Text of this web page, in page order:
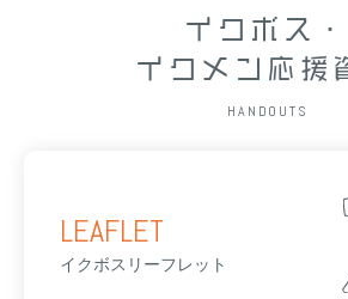
イクボス・
イクメン応援
HANDOUTS
LEAFLET
イクボスリーフレット